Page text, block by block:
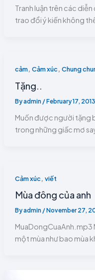
Tranh luận trên các
trao đổi ý kiến không
cảm, Cảm xúc, Chung
Tặng..
Byadmin /February 17, 2013
Muốn được người tặng
trong những giấc mơ
Cảm xúc, viết
Mùa đông của anh
Byadmin /November 27,
MuaDongCuaAnh.mp3
một mùa như bao mùa